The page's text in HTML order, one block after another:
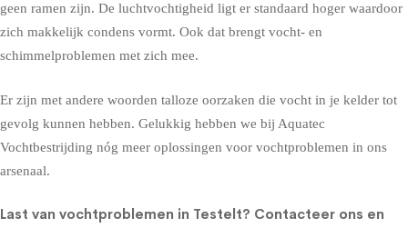
geen ramen zijn. De luchtvochtigheid ligt er standaard hoger waardoor
zich makkelijk condens vormt. Ook dat brengt vocht- en
schimmelproblemen met zich mee.
Er zijn met andere woorden talloze oorzaken die vocht in je kelder tot
gevolg kunnen hebben. Gelukkig hebben we bij Aquatec
Vochtbestrijding nóg meer oplossingen voor vochtproblemen in ons
arsenaal.
Last van vochtproblemen in Testelt? Contacteer ons en